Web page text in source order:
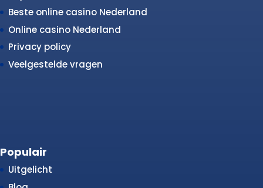
Beste online casino Nederland
Online casino Nederland
Privacy policy
Veelgestelde vragen
Populair
Uitgelicht